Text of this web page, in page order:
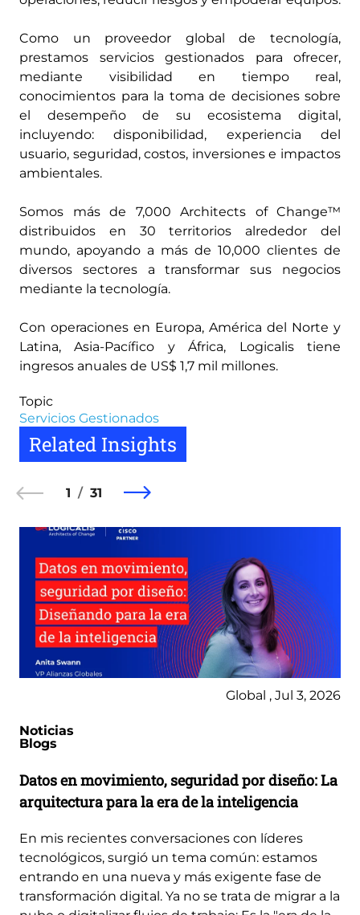
Como un proveedor global de tecnología,
prestamos servicios gestionados para ofrecer,
mediante visibilidad en tiempo real,
conocimientos para la toma de decisiones sobre
el desempeño de su ecosistema digital,
incluyendo: disponibilidad, experiencia del
usuario, seguridad, costos, inversiones e impactos
ambientales.
Somos más de 7,000 Architects of Change™
distribuidos en 30 territorios alrededor del
mundo, apoyando a más de 10,000 clientes de
diversos sectores a transformar sus negocios
mediante la tecnología.
Con operaciones en Europa, América del Norte y
Latina, Asia-Pacífico y África, Logicalis tiene
ingresos anuales de US$ 1,7 mil millones.
Topic
Servicios Gestionados
Related Insights
1 31
Global , Jul 3, 2026
Noticias
Blogs
Datos en movimiento, seguridad por diseño: La
arquitectura para la era de la inteligencia
En mis recientes conversaciones con líderes
tecnológicos, surgió un tema común: estamos
entrando en una nueva y más exigente fase de
transformación digital. Ya no se trata de migrar a la